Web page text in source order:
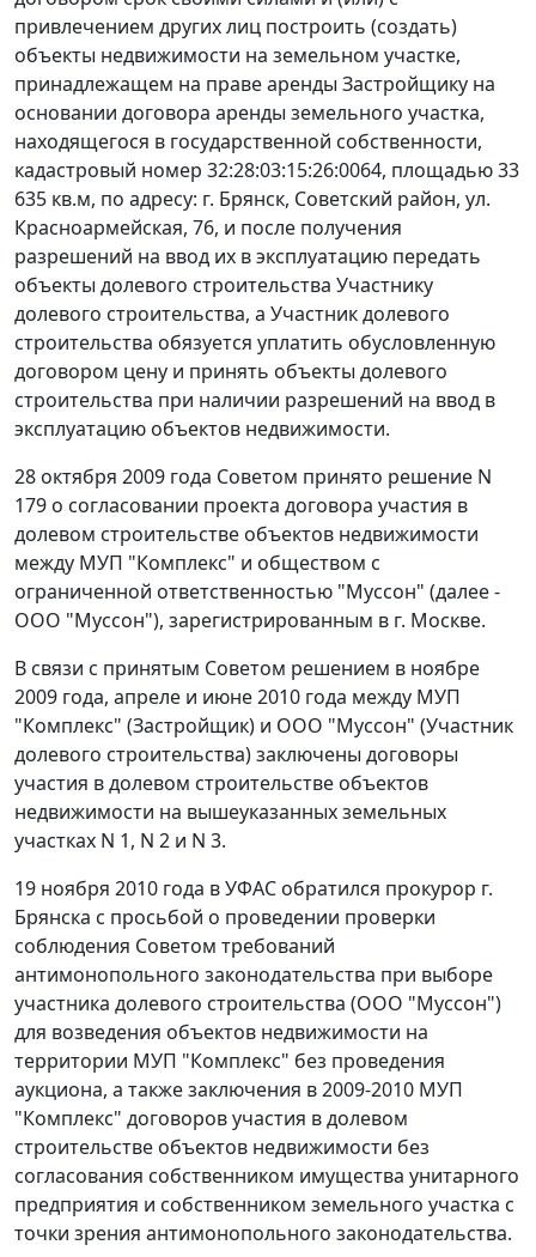
привлечением других лиц построить (создать)
объекты недвижимости на земельном участке,
принадлежащем на праве аренды Застройщику на
основании договора аренды земельного участка,
находящегося в государственной собственности,
кадастровый номер 32:28:03:15:26:0064, площадью 33
635 кв.м, по адресу: г. Брянск, Советский район, ул.
Красноармейская, 76, и после получения
разрешений на ввод их в эксплуатацию передать
объекты долевого строительства Участнику
долевого строительства, а Участник долевого
строительства обязуется уплатить обусловленную
договором цену и принять объекты долевого
строительства при наличии разрешений на ввод в
эксплуатацию объектов недвижимости.
28 октября 2009 года Советом принято решение N
179 о согласовании проекта договора участия в
долевом строительстве объектов недвижимости
между МУП "Комплекс" и обществом с
ограниченной ответственностью "Муссон" (далее -
ООО "Муссон"), зарегистрированным в г. Москве.
В связи с принятым Советом решением в ноябре
2009 года, апреле и июне 2010 года между МУП
"Комплекс" (Застройщик) и ООО "Муссон" (Участник
долевого строительства) заключены договоры
участия в долевом строительстве объектов
недвижимости на вышеуказанных земельных
участках N 1, N 2 и N 3.
19 ноября 2010 года в УФАС обратился прокурор г.
Брянска с просьбой о проведении проверки
соблюдения Советом требований
антимонопольного законодательства при выборе
участника долевого строительства (ООО "Муссон")
для возведения объектов недвижимости на
территории МУП "Комплекс" без проведения
аукциона, а также заключения в 2009-2010 МУП
"Комплекс" договоров участия в долевом
строительстве объектов недвижимости без
согласования собственником имущества унитарного
предприятия и собственником земельного участка с
точки зрения антимонопольного законодательства.